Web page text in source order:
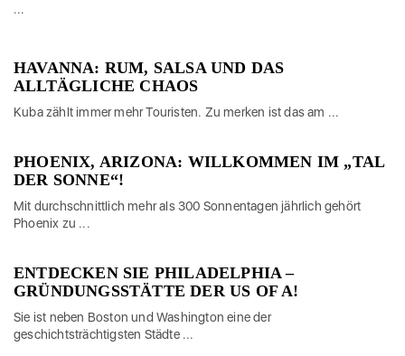
...
HAVANNA: RUM, SALSA UND DAS
ALLTÄGLICHE CHAOS
Kuba zählt immer mehr Touristen. Zu merken ist das am ...
PHOENIX, ARIZONA: WILLKOMMEN IM „TAL
DER SONNE“!
Mit durchschnittlich mehr als 300 Sonnentagen jährlich gehört
Phoenix zu ...
ENTDECKEN SIE PHILADELPHIA –
GRÜNDUNGSSTÄTTE DER US OF A!
Sie ist neben Boston und Washington eine der
geschichtsträchtigsten Städte ...